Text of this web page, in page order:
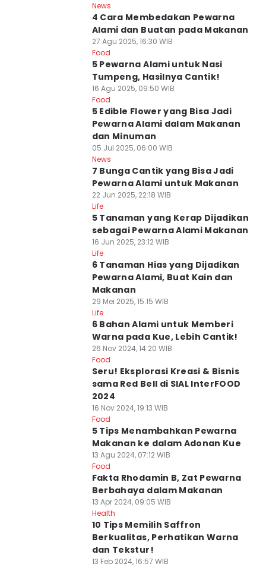
News
4 Cara Membedakan Pewarna
Alami dan Buatan pada Makanan
27 Agu 2025, 16:30 WIB
Food
5 Pewarna Alami untuk Nasi
Tumpeng, Hasilnya Cantik!
16 Agu 2025, 09:50 WIB
Food
5 Edible Flower yang Bisa Jadi
Pewarna Alami dalam Makanan
dan Minuman
05 Jul 2025, 06:00 WIB
News
7 Bunga Cantik yang Bisa Jadi
Pewarna Alami untuk Makanan
22 Jun 2025, 22:18 WIB
Life
5 Tanaman yang Kerap Dijadikan
sebagai Pewarna Alami Makanan
16 Jun 2025, 23:12 WIB
Life
6 Tanaman Hias yang Dijadikan
Pewarna Alami, Buat Kain dan
Makanan
29 Mei 2025, 15:15 WIB
Life
6 Bahan Alami untuk Memberi
Warna pada Kue, Lebih Cantik!
26 Nov 2024, 14:20 WIB
Food
Seru! Eksplorasi Kreasi & Bisnis
sama Red Bell di SIAL InterFOOD
2024
16 Nov 2024, 19:13 WIB
Food
5 Tips Menambahkan Pewarna
Makanan ke dalam Adonan Kue
13 Agu 2024, 07:12 WIB
Food
Fakta Rhodamin B, Zat Pewarna
Berbahaya dalam Makanan
13 Apr 2024, 09:05 WIB
Health
10 Tips Memilih Saffron
Berkualitas, Perhatikan Warna
dan Tekstur!
13 Feb 2024, 16:57 WIB